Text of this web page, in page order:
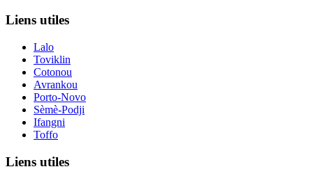
Liens utiles
Lalo
Toviklin
Cotonou
Avrankou
Porto-Novo
Sèmè-Podji
Ifangni
Toffo
Liens utiles